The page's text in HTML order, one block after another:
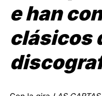
e han
clásicos